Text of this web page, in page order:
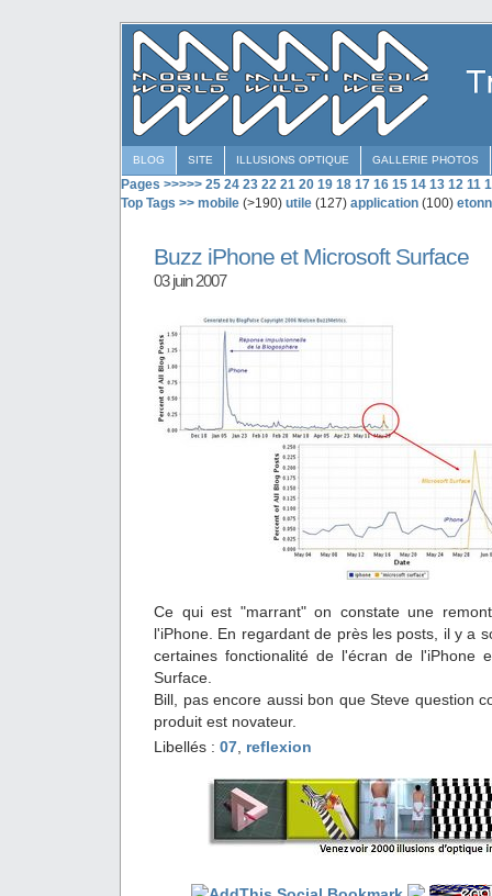
BLOG SITE ILLUSIONS OPTIQUE GALLERIE PHOTOS
Pages >>>>> 25 24 23 22 21 20 19 18 17 16 15 14 13 12 11
Top Tags >> mobile (>190) utile (127) application (100)
Buzz iPhone et Microsoft Surface
03 juin 2007
Ce qui est "marrant" on constate une
l'iPhone. En regardant de près les posts, il y a
certaines fonctionalité de l'écran de l'iPhone
Surface.
Bill, pas encore aussi bon que Steve question
produit est novateur.
Libellés : 07 reflexion